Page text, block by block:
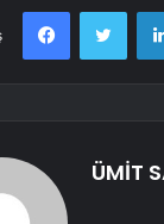
Facebook
ÜMİT